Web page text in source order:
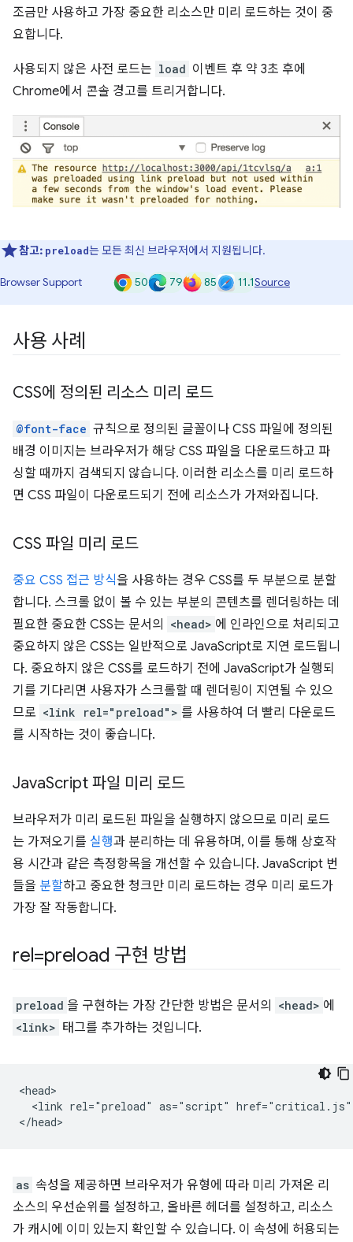
조금만 사용하고 가장 중요한 리소스만 미리 로드하는 것이 중
요합니다.
사용되지 않은 사전 로드는 load 이벤트 후 약 3초 후에
Chrome에서 콘솔 경고를 트리거합니다.
참고: preload는 모든 최신 브라우저에서 지원됩니다.
Browser Support 50 79 85 11.1Source
사용 사례
CSS에 정의된 리소스 미리 로드
@font-face 규칙으로 정의된 글꼴이나 CSS 파일에 정의된
배경 이미지는 브라우저가 해당 CSS 파일을 다운로드하고 파
싱할 때까지 검색되지 않습니다. 이러한 리소스를 미리 로드하
면 CSS 파일이 다운로드되기 전에 리소스가 가져와집니다.
CSS 파일 미리 로드
중요 CSS 접근 방식을 사용하는 경우 CSS를 두 부분으로 분할
합니다. 스크롤 없이 볼 수 있는 부분의 콘텐츠를 렌더링하는 데
필요한 중요한 CSS는 문서의
<head> 에 인라인으로 처리되고
중요하지 않은 CSS는 일반적으로 JavaScript로 지연 로드됩니
다. 중요하지 않은 CSS를 로드하기 전에 JavaScript가 실행되
기를 기다리면 사용자가 스크롤할 때 렌더링이 지연될 수 있으
므로 <link rel="preload"> 를 사용하여 더 빨리 다운로드
를 시작하는 것이 좋습니다.
JavaScript 파일 미리 로드
브라우저가 미리 로드된 파일을 실행하지 않으므로 미리 로드
는 가져오기를 실행과 분리하는 데 유용하며, 이를 통해 상호작
용 시간과 같은 측정항목을 개선할 수 있습니다. JavaScript 번
들을 분할하고 중요한 청크만 미리 로드하는 경우 미리 로드가
가장 잘 작동합니다.
rel=preload 구현 방법
preload 을 구현하는 가장 간단한 방법은 문서의 <head> 에
<link> 태그를 추가하는 것입니다.
<head>
<link rel="preload" as="script"
as 속성을 제공하면 브라우저가 유형에 따라 미리 가져온 리
소스의 우선순위를 설정하고, 올바른 헤더를 설정하고, 리소스
가 캐시에 이미 있는지 확인할 수 있습니다. 이 속성에 허용되는